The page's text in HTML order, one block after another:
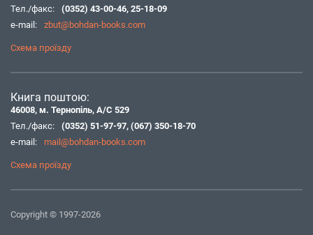
Тел./факс:
(0352) 43-00-46, 25-18-09
e-mail:
zbut@bohdan-books.com
Схема проїзду
Книга поштою:
46008, м. Тернопіль, А/С 529
Тел./факс:
(0352) 51-97-97, (067) 350-18-70
e-mail:
mail@bohdan-books.com
Схема проїзду
Copyright © 1997-2026